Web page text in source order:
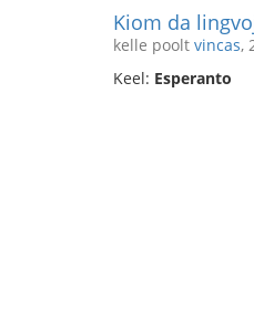
Kiom da
kelle poolt vincas,
Keel: Esperanto